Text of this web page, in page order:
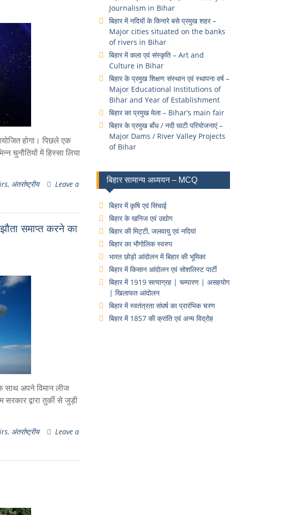
होगा। पिछले एक
चुनौतियों में हिस्सा लिया
, अंतर्राष्ट्रीय
Leave a
समाप्त करने का
अपने विमान लीज
द्वारा तुर्की से जुड़ी
, अंतर्राष्ट्रीय
Leave a
Journalism in Bihar
बिहार में नदियों के किनारे बसे प्रमुख शहर –
Major cities situated on the banks
of rivers in Bihar
बिहार में कला एवं संस्कृति – Art and
Culture in Bihar
बिहार के प्रमुख शिक्षण संस्थान एवं स्थापना वर्ष –
Major Educational Institutions of
Bihar and Year of Establishment
बिहार का प्रमुख मेला – Bihar’s main fair
बिहार के प्रमुख बाँध / नदी घाटी परियोजनाएं –
Major Dams / River Valley Projects
of Bihar
बिहार सामान्य अध्ययन – MCQ
बिहार में कृषि एवं सिंचाई
बिहार के खनिज एवं उद्योग
बिहार की मिट्टी, जलवायु एवं नदियां
बिहार का भौगोलिक स्वरुप
भारत छोड़ो आंदोलन में बिहार की भूमिका
बिहार में किसान आंदोलन एवं सोशलिस्ट पार्टी
बिहार में 1919 सत्याग्रह | चम्पारण | असहयोग
| खिलाफत आंदोलन
बिहार में स्वतंत्रता संघर्ष का प्रारंभिक चरण
बिहार में 1857 की क्रांति एवं अन्य विद्रोह